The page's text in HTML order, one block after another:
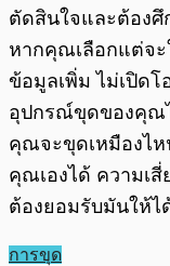
ตัดสินใจและต้องศึ
หากคุณเลือกแต่จะ
ข้อมูลเพิ่ม ไม่เปิด
อุปกรณ์ขุดของคุณ
คุณจะขุดเหมืองไห
คุณเองได้ ความเ
ต้องยอมรับมันให้ไ
การขุด